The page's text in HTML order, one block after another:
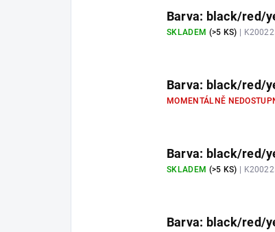
Barva: black/red/
SKLADEM (>5 KS) |
Barva: black/red/
MOMENTÁLNĚ
Barva: black/red/
SKLADEM (>5 KS) |
Barva: black/red/